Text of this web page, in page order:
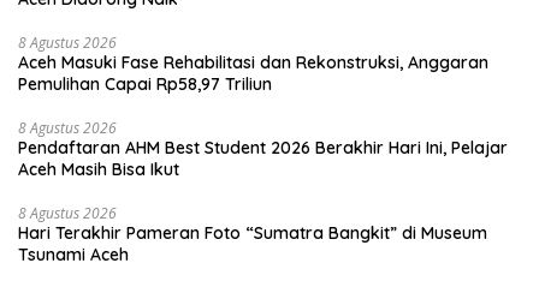
8 Agustus 2026
Aceh Masuki Fase Rehabilitasi dan Rekonstruksi, Anggaran
Pemulihan Capai Rp58,97 Triliun
8 Agustus 2026
Pendaftaran AHM Best Student 2026 Berakhir Hari Ini, Pelajar
Aceh Masih Bisa Ikut
8 Agustus 2026
Hari Terakhir Pameran Foto “Sumatra Bangkit” di Museum
Tsunami Aceh